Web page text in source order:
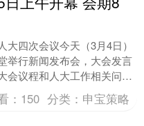
大四次会议今天（3月4日）
举行新闻发布会，大会发言
会议程和人大工作相关问题
提问。娄勤俭介绍，十四届
会....
： 150 分类： 申宝策略